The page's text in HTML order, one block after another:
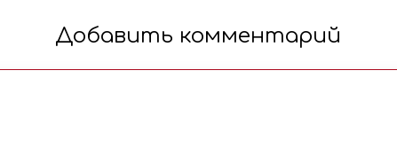
Добавить комментарий